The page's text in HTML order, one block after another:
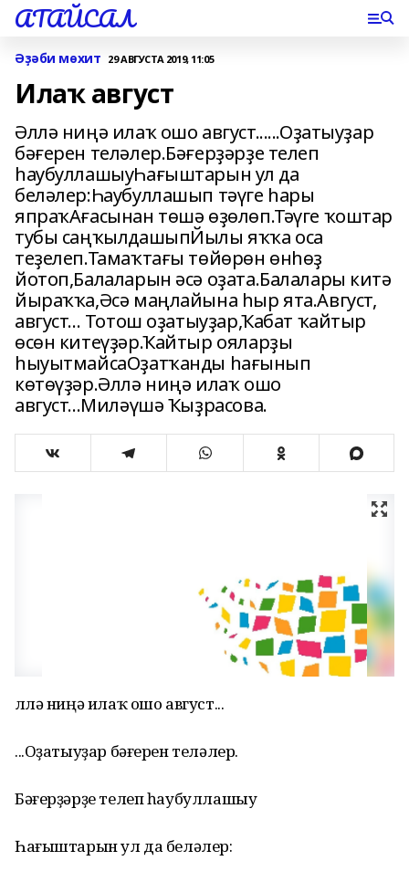
АТАЙСАЛ
Әҙәби мѳхит 29 АВГУСТА 2019, 11:05
Илаҡ август
Әллә ниңә илаҡ ошо август......Оҙатыуҙар
бәғерен теләлер.Бәғерҙәрҙе телеп
һаубуллашыуҺағыштарын ул да
беләлер:Һаубуллашып тәүге һары
япраҡАғасынан төшә өҙөлөп.Тәүге ҡоштар
тубы саңҡылдашыпЙылы яҡҡа оса
теҙелеп.Тамаҡтағы төйөрөн өнһөҙ
йотоп,Балаларын әсә оҙата.Балалары китә
йыраҡҡа,Әсә маңлайына һыр ята.Август,
август... Тотош оҙатыуҙар,Ҡабат ҡайтыр
өсөн китеүҙәр.Ҡайтыр ояларҙы
һыуытмайсаОҙатҡанды һағынып
көтөүҙәр.Әллә ниңә илаҡ ошо
август...Миләүшә Ҡыҙрасова.
Әллә ниңә илаҡ ошо август...
...Оҙатыуҙар бәғерен теләлер.
Бәғерҙәрҙе телеп һаубуллашыу
Һағыштарын ул да беләлер: